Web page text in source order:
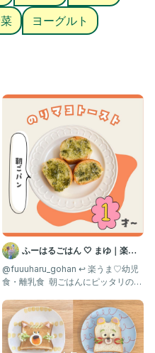
ヨーグルト
ふーはるごはん 🤍 まゆ｜楽し
て美味しい離乳食・幼児食
@fuuuharu_gohan ↩︎ 楽うま♡幼児
食・離乳食 ⁡ 朝ごはんにピッタリの